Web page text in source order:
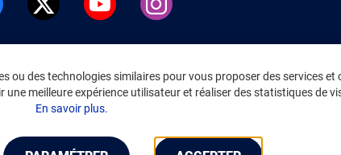
INFORMATIONS LÉGALES
Environnement
CGV/CGU Marketplace
Gérer mes cookies
ou des technologies similaires pour vous proposer des services et
meilleure expérience utilisateur et réaliser des statistiques de
En savoir plus.